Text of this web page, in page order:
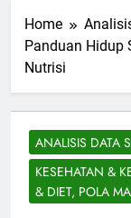
Home
Panduan Hidup
Nutrisi
ANALISIS DATA
KESEHATAN &
& DIET, POLA